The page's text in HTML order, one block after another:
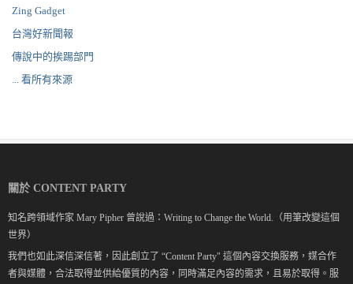
Zing Gadget
台灣好新聞報
傳說中的挨踢部門
... 看所有來源
關於 CONTENT PARTY
知名跨領域作家 Mary Pipher 曾說過：Writing to Change the World.（用筆改變這個
世界）
我們也如此深信深信著，因此創立了 “Content Party" 這個內容交換服務，媒合作
者與媒體，合法取得並供給優質的內容，同時滿足內容的需求，且易於取得。服